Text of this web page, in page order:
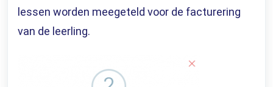
lessen worden meegeteld voor de facturering
van de leerling.